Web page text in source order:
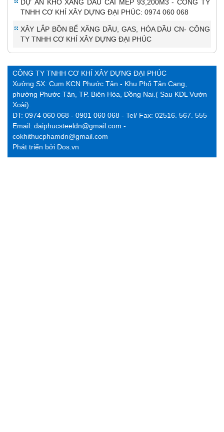
DỰ ÁN KHO XĂNG DẦU CÁI MÉP 93,200M3 - CÔNG TY
TNHH CƠ KHÍ XÂY DỰNG ĐẠI PHÚC: 0974 060 068
XÂY LẮP BỒN BỂ XĂNG DẦU, GAS, HÓA DẦU CN- CÔNG
TY TNHH CƠ KHÍ XÂY DỰNG ĐẠI PHÚC
CÔNG TY TNHH CƠ KHÍ XÂY DỰNG ĐẠI PHÚC
Xưởng SX: Cụm KCN Phước Tân - Khu Phố Tân Cang,
phường Phước Tân, TP. Biên Hòa, Đồng Nai.( Sau KDL Vườn
Xoài).
ĐT: 0974 060 068 - 0901 060 068 - Tel/ Fax: 02516. 567. 555
Email: daiphucsteeldn@gmail.com -
cokhithucphamdn@gmail.com
Phát triển bởi Dos.vn